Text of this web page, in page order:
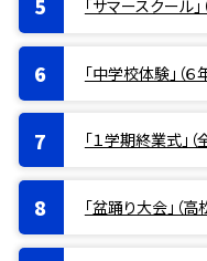
「サマースクール」
「中学校体験」（６
「１学期終業式」（
「盆踊り大会」（